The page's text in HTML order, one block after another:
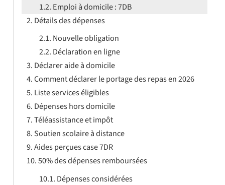
Emploi à domicile : 7DB
Détails des dépenses
Nouvelle obligation
Déclaration en ligne
Déclarer aide à domicile
Comment déclarer le portage des repas en 2026
Liste services éligibles
Dépenses hors domicile
Téléassistance et impôt
Soutien scolaire à distance
Aides perçues case 7DR
50% des dépenses remboursées
Dépenses considérées